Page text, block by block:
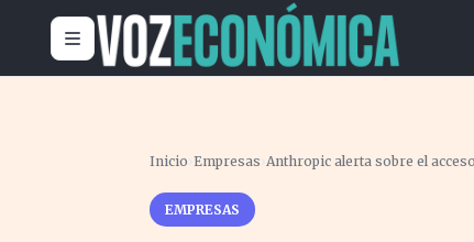
Inicio ›Empresas ›Anthropic alerta sobre el
EMPRESAS